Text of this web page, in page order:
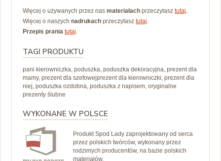
Więcej o używanych przez nas materiałach przeczytasz tutaj,
Więcej o naszych nadrukach przeczytasz tutaj.
Przepis prania tutaj.
TAGI PRODUKTU
pani kierowniczka, poduszka, poduszka dekoracyjna, prezent dla
mamy, prezent dla szefowejprezent dla kierowniczki, prezent dla
niej, poduszka ozdobna, poduszka z napisem, oryginalne
prezenty ślubne
WYKONANE W POLSCE
Produkt Spod Lady zaprojektowany od serca
przez polskich twórców, wykonany przez
rodzimych producentów, na bazie polskich
materiałów.